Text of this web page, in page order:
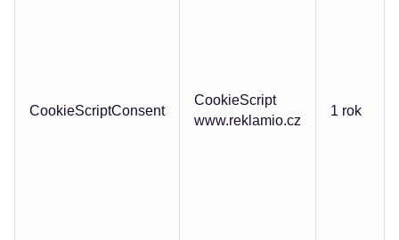
CookieScriptConsent
CookieScript
www.reklamio.cz
1 rok